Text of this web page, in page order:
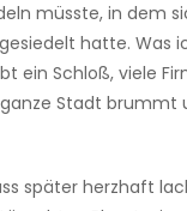
müsste, in dem
hatte. Was
ein Schloß, viele
Stadt brummt
später herzhaft